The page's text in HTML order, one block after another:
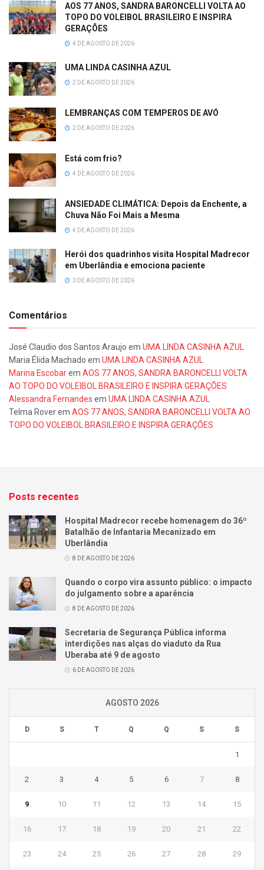
AOS 77 ANOS, SANDRA BARONCELLI VOLTA AO
TOPO DO VOLEIBOL BRASILEIRO E INSPIRA
GERAÇÕES
4 DE AGOSTO DE 2026
UMA LINDA CASINHA AZUL
2 DE AGOSTO DE 2026
LEMBRANÇAS COM TEMPEROS DE AVÓ
2 DE AGOSTO DE 2026
Está com frio?
4 DE AGOSTO DE 2026
ANSIEDADE CLIMÁTICA: Depois da Enchente, a
Chuva Não Foi Mais a Mesma
4 DE AGOSTO DE 2026
Herói dos quadrinhos visita Hospital Madrecor
em Uberlândia e emociona paciente
3 DE AGOSTO DE 2026
Comentários
José Claudio dos Santos Araujo em UMA LINDA CASINHA AZUL
Maria Élida Machado em UMA LINDA CASINHA AZUL
Marina Escobarem AOS 77 ANOS, SANDRA BARONCELLI VOLTA
AO TOPO DO VOLEIBOL BRASILEIRO E INSPIRA GERAÇÕES
Alessandra Fernandes em UMA LINDA CASINHA AZUL
Telma Roverem AOS 77 ANOS, SANDRA BARONCELLI VOLTA AO
TOPO DO VOLEIBOL BRASILEIRO E INSPIRA GERAÇÕES
Posts recentes
Hospital Madrecor recebe homenagem do 36º
Batalhão de Infantaria Mecanizado em
Uberlândia
8 DE AGOSTO DE 2026
Quando o corpo vira assunto público: o impacto
do julgamento sobre a aparência
8 DE AGOSTO DE 2026
Secretaria de Segurança Pública informa
interdições nas alças do viaduto da Rua
Uberaba até 9 de agosto
6 DE AGOSTO DE 2026
AGOSTO 2026
D S T Q Q S S
1
2 3 4 5 6 7 8
9 10 11 12 13 14 15
16 17 18 19 20 21 22
23 24 25 26 27 28 29